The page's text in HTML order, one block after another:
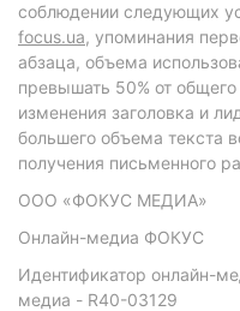
соблюдении следующих
focus.ua, упоминания
абзаца, объема
превышать 50% от
изменения заголовка и
большего объема текста
получения письменного
ООО «ФОКУС МЕДИА»
Онлайн-медиа ФОКУС
Идентификатор онлайн-
медиа - R40-03129